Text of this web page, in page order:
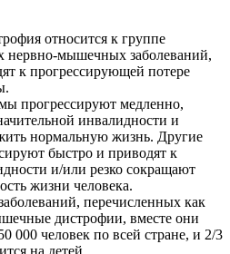
относится к группе
нервно-мышечных заболеваний,
к прогрессирующей потере
прогрессируют медленно,
инвалидности и
нормальную жизнь. Другие
быстро и приводят к
и/или резко сокращают
жизни человека.
перечисленных как
дистрофии, вместе они
000 человек по всей стране, и 2/3
на детей.